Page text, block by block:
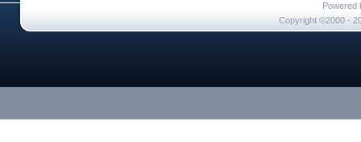
Powered
Copyright ©2000 -